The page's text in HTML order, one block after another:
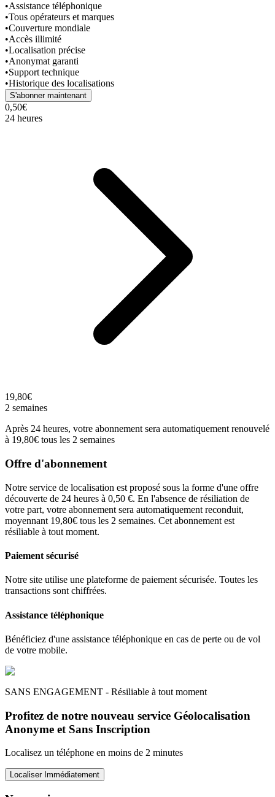
•Assistance téléphonique
•Tous opérateurs et marques
•Couverture mondiale
•Accès illimité
•Localisation précise
•Anonymat garanti
•Support technique
•Historique des localisations
S'abonner maintenant
0,50€
24 heures
19,80€
2 semaines
Après 24 heures, votre abonnement sera automatiquement renouvelé
à 19,80€ tous les 2 semaines
Offre d'abonnement
Notre service de localisation est proposé sous la forme d'une offre
découverte de 24 heures à 0,50 €. En l'absence de résiliation de
votre part, votre abonnement sera automatiquement reconduit,
moyennant 19,80€ tous les 2 semaines. Cet abonnement est
résiliable à tout moment.
Paiement sécurisé
Notre site utilise une plateforme de paiement sécurisée. Toutes les
transactions sont chiffrées.
Assistance téléphonique
Bénéficiez d'une assistance téléphonique en cas de perte ou de vol
de votre mobile.
SANS ENGAGEMENT - Résiliable à tout moment
Profitez de notre nouveau service Géolocalisation
Anonyme et Sans Inscription
Localisez un téléphone en moins de 2 minutes
Localiser Immédiatement